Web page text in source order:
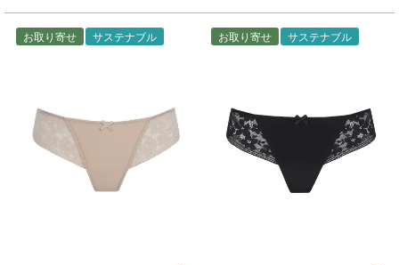
お取り寄せ サステナブル お取り寄せ サステナブル